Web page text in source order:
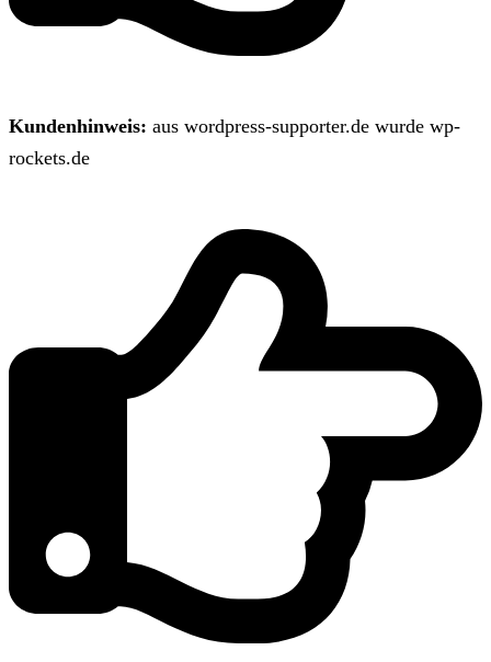
Kundenhinweis: aus wordpress-supporter.de wurde wp-
rockets.de